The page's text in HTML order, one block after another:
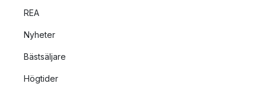
REA
Nyheter
Bästsäljare
Högtider